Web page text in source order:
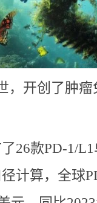
，开创了肿瘤
26款PD-1/
计算，全球